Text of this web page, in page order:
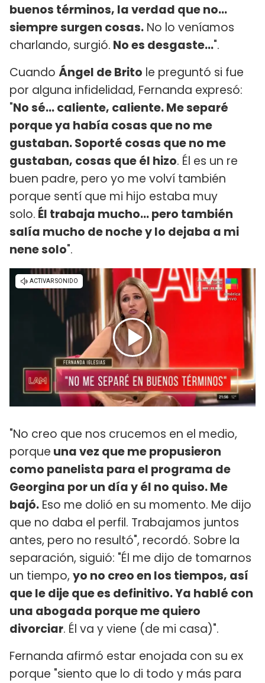
buenos términos, la verdad que no...
siempre surgen cosas. No lo veníamos
charlando, surgió. No es desgaste...".
Cuando Ángel de Brito le preguntó si fue
por alguna infidelidad, Fernanda expresó:
"No sé... caliente, caliente. Me separé
porque ya había cosas que no me
gustaban. Soporté cosas que no me
gustaban, cosas que él hizo. Él es un re
buen padre, pero yo me volví también
porque sentí que mi hijo estaba muy
solo. Él trabaja mucho... pero también
salía mucho de noche y lo dejaba a mi
nene solo".
"No creo que nos crucemos en el medio,
porque una vez que me propusieron
como panelista para el programa de
Georgina por un día y él no quiso. Me
bajó. Eso me dolió en su momento. Me dijo
que no daba el perfil. Trabajamos juntos
antes, pero no resultó", recordó. Sobre la
separación, siguió: "Él me dijo de tomarnos
un tiempo, yo no creo en los tiempos, así
que le dije que es definitivo. Ya hablé con
una abogada porque me quiero
divorciar. Él va y viene (de mi casa)".
Fernanda afirmó estar enojada con su ex
porque "siento que lo di todo y más para